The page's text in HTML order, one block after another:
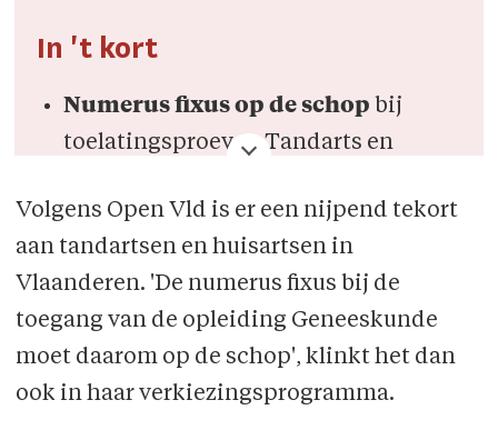
In 't kort
Numerus fixus op de schop bij
toelatingsproeven Tandarts en
Invoer van niet-bindende
ijkingstoetsenin alle opleidingen.
Levenslang leren stimuleren.
Gemakkelijkereenkothuren en
Volgens Open Vld is er een nijpend tekort
aan tandartsen en huisartsen in
Vlaanderen. 'De numerus fixus bij de
toegang van de opleiding Geneeskunde
moet daarom op de schop', klinkt het dan
ook in haar verkiezingsprogramma.